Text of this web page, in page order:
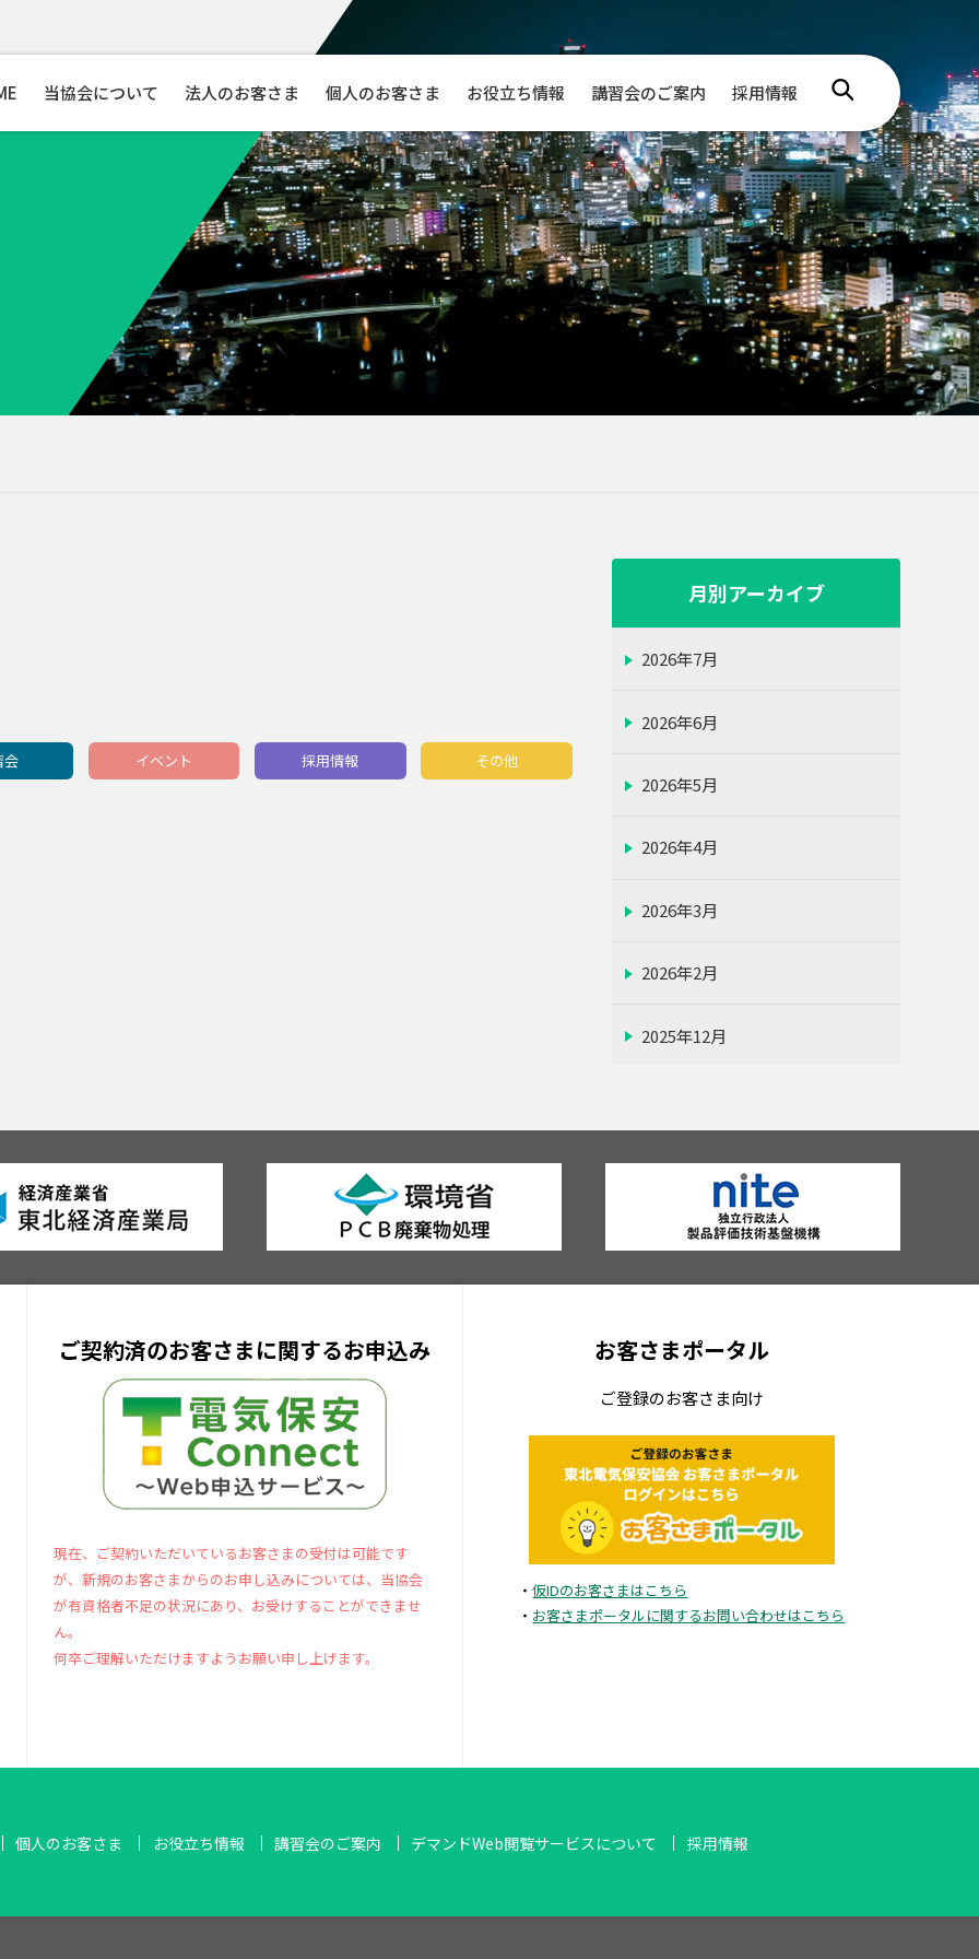
当協会について 法人のお客さま 個人のお客さま お役立ち情報 講習会のご案内 採用情報
月別アーカイブ
2026年7月
2026年6月
2026年5月
2026年4月
2026年3月
2026年2月
2025年12月
2025年10月
2025年9月
2025年8月
2025年7月
2025年6月
2025年5月
2025年4月
2025年3月
2024年8月
2024年7月
会 イベント 採用情報 その他
ご契約済のお客さまに関するお申込み
現在、ご契約いただいているお客さまの受付は可能です
が、新規のお客さまからのお申し込みについては、当協会
が有資格者不足の状況にあり、お受けすることができませ
ん。
何卒ご理解いただけますようお願い申し上げます。
お客さまポータル
ご登録のお客さま向け
・仮IDのお客さまはこちら
・ お客さまポータルに関するお問い合わせはこちら
個人のお客さま お役立ち情報 講習会のご案内 デマンドWeb閲覧サービスについて 採用情報